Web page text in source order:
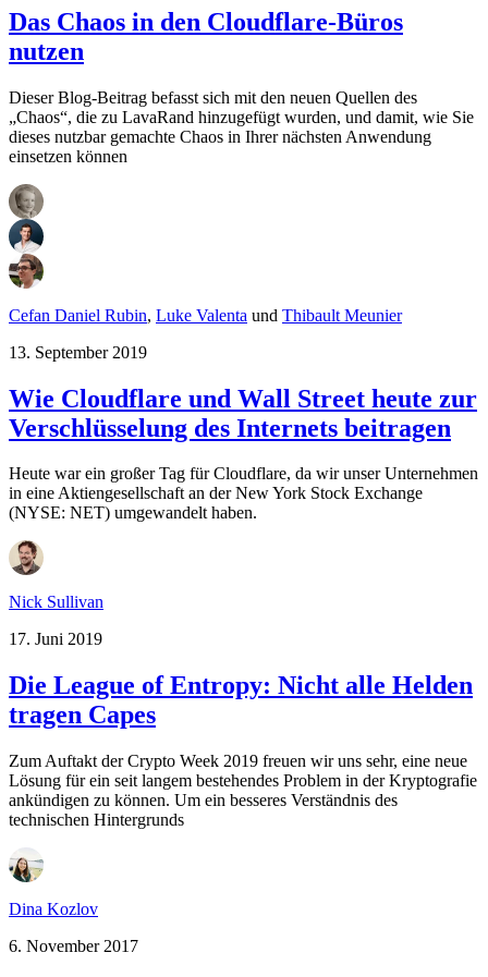
Das Chaos in den Cloudflare-Büros
nutzen
Dieser Blog-Beitrag befasst sich mit den neuen Quellen des
„Chaos“, die zu LavaRand hinzugefügt wurden, und damit, wie Sie
dieses nutzbar gemachte Chaos in Ihrer nächsten Anwendung
einsetzen können
Cefan Daniel Rubin, Luke Valenta und Thibault Meunier
13. September 2019
Wie Cloudflare und Wall Street heute zur
Verschlüsselung des Internets beitragen
Heute war ein großer Tag für Cloudflare, da wir unser Unternehmen
in eine Aktiengesellschaft an der New York Stock Exchange
(NYSE: NET) umgewandelt haben.
Nick Sullivan
17. Juni 2019
Die League of Entropy: Nicht alle Helden
tragen Capes
Zum Auftakt der Crypto Week 2019 freuen wir uns sehr, eine neue
Lösung für ein seit langem bestehendes Problem in der Kryptografie
ankündigen zu können. Um ein besseres Verständnis des
technischen Hintergrunds
Dina Kozlov
6. November 2017